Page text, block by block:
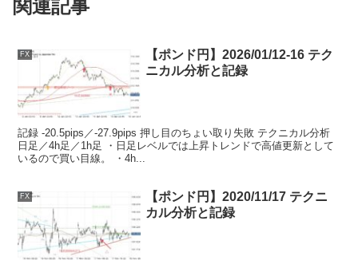
関連記事
FX
【ポンド円】2026/01/12-16 テク
ニカル分析と記録
記録 -20.5pips／-27.9pips 押し目のちょい取り失敗 テクニカル分析
日足／4h足／1h足 ・日足レベルでは上昇トレンドで高値更新として
いるので買い目線。 ・4h...
FX
【ポンド円】2020/11/17 テクニ
カル分析と記録